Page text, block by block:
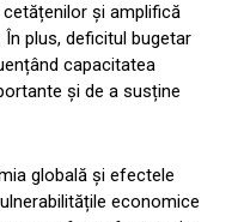
și amplifică
plus, deficitul bugetar
capacitatea
și de a susține
globală și efectele
economice